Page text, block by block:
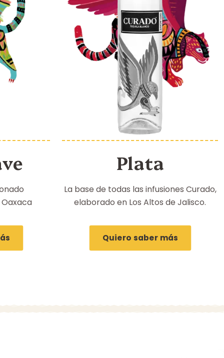
Plata
La base de todas las infusiones Curado,
elaborado en Los Altos de Jalisco.
Quiero saber más